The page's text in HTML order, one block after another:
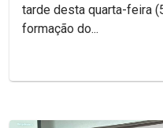
tarde desta quarta-feira
formação do...